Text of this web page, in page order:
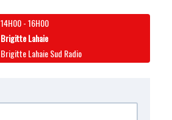
14H00-16H00
Brigitte Lahaie
Brigitte Lahaie Sud Radio